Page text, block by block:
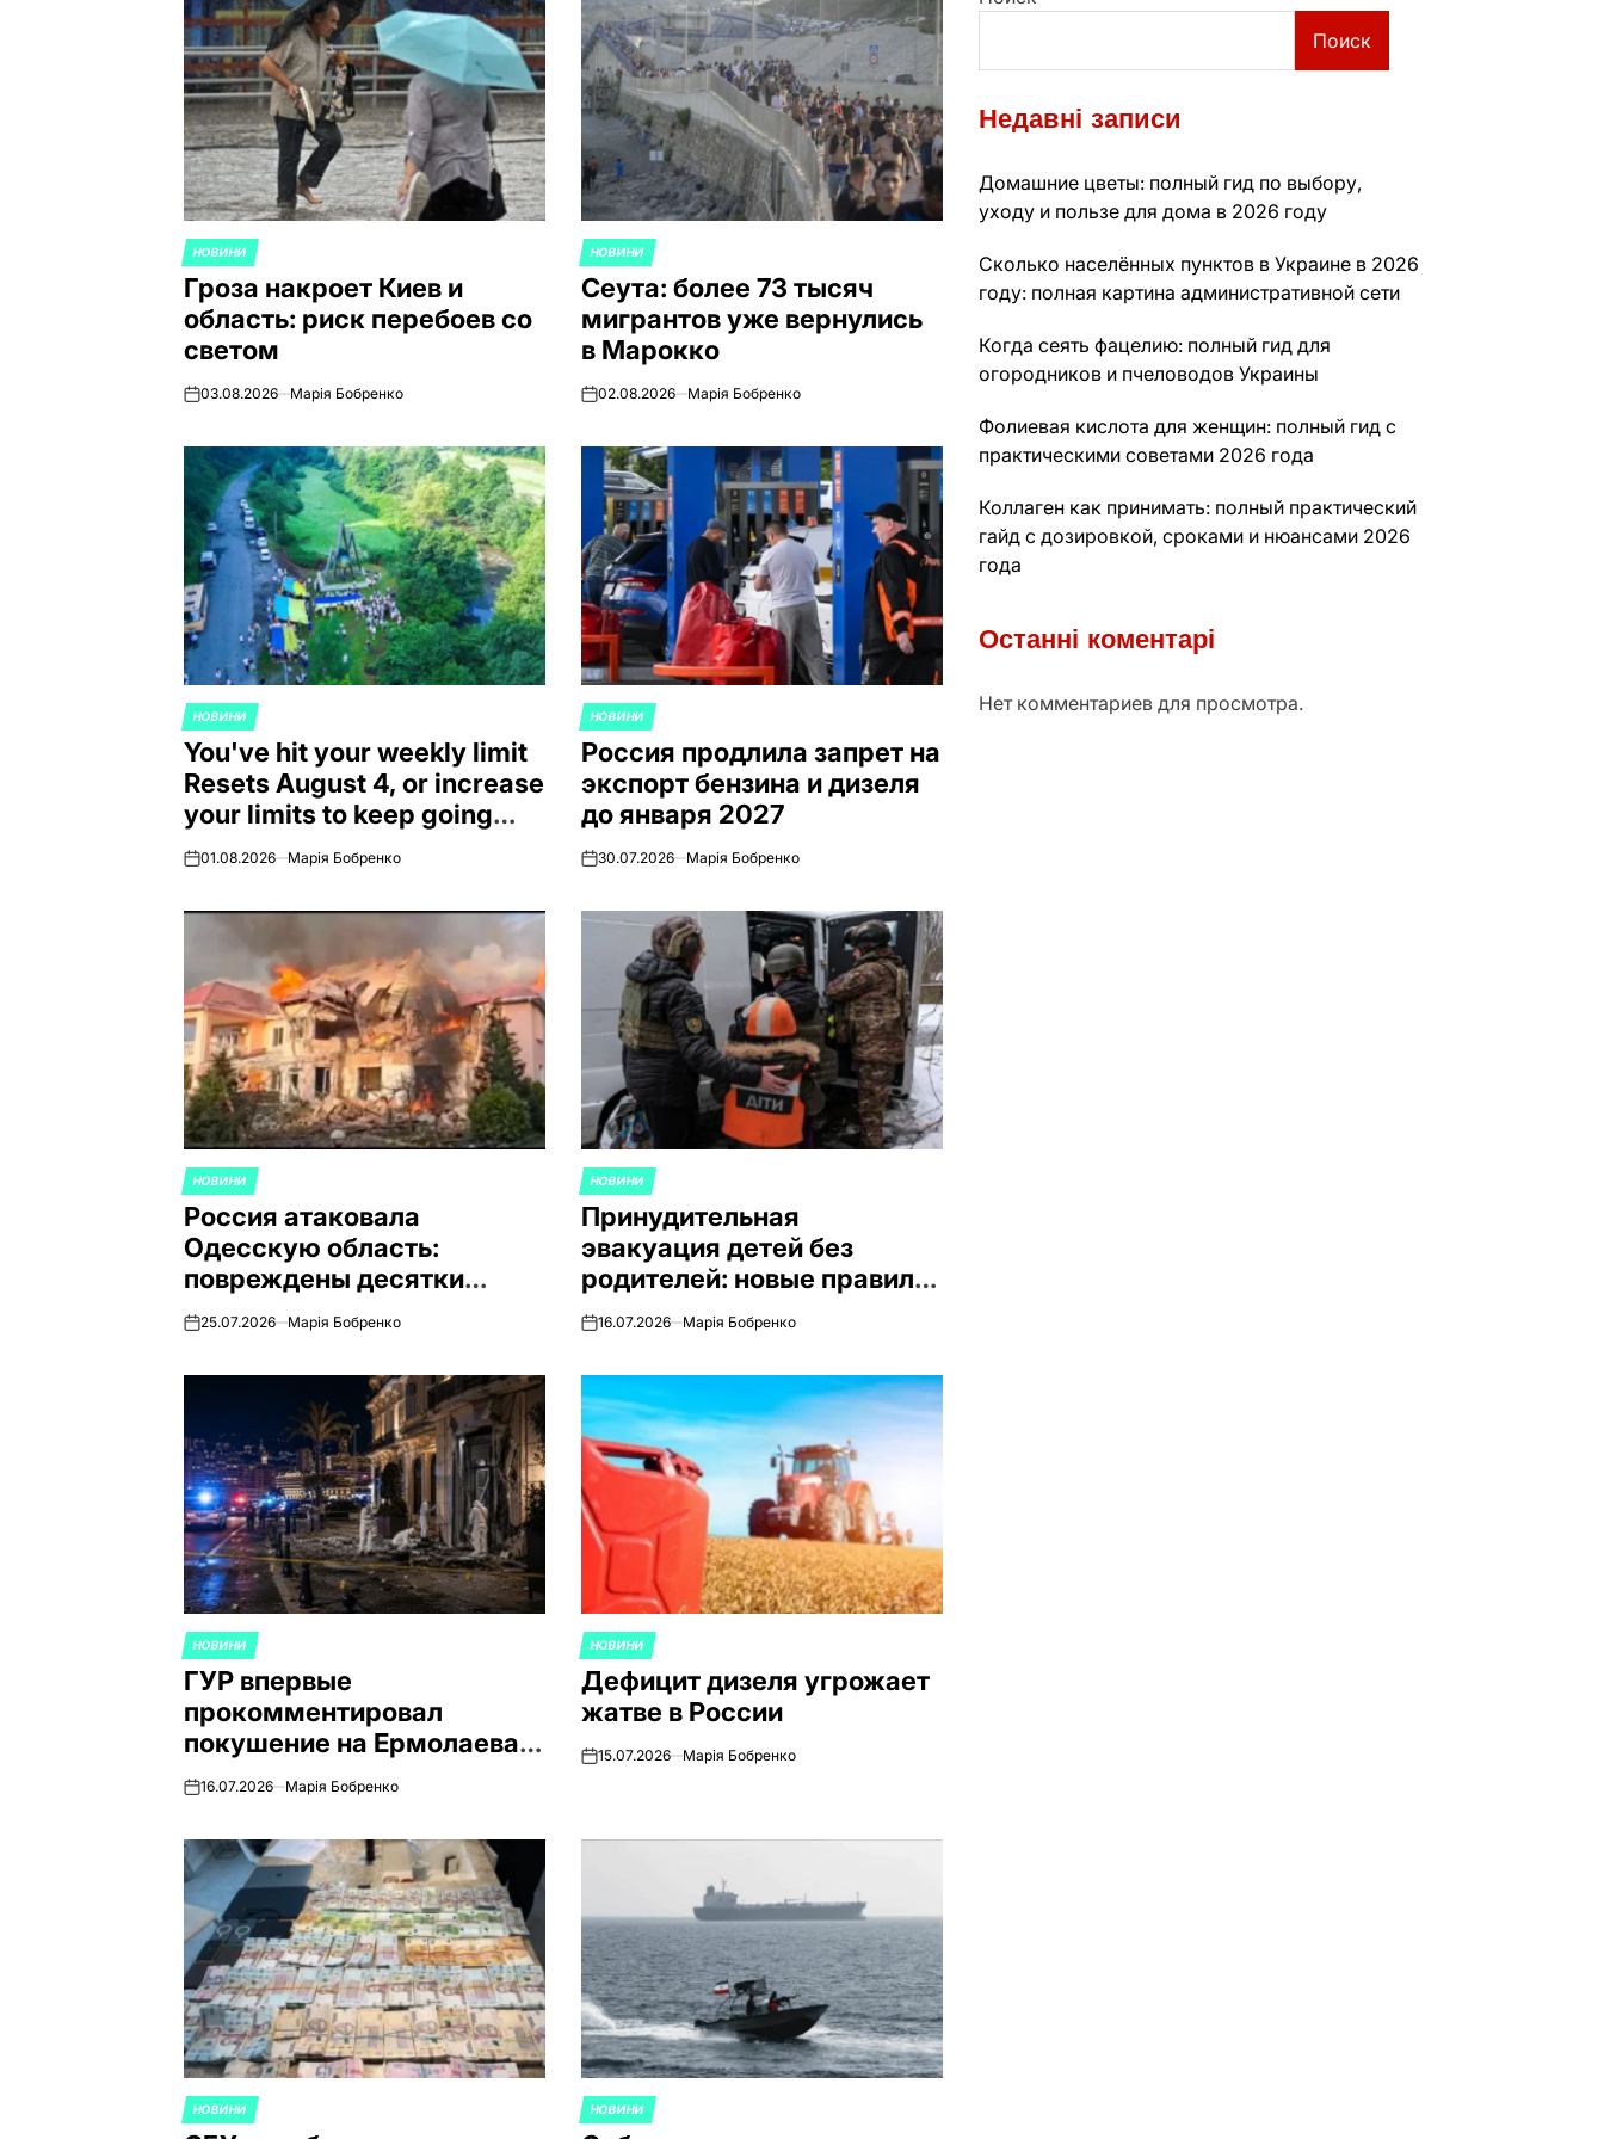
ОПУБЛИКОВАНО
В
НОВИНИ
Гроза накроет Киев и
область: риск перебоев со
светом
on03.08.2026 Марія Бобренко
ОПУБЛИКОВАНО
В
НОВИНИ
Сеута: более 73 тысяч
мигрантов уже вернулись
в Марокко
on02.08.2026 Марія Бобренко
ОПУБЛИКОВАНО
В
НОВИНИ
You've hit your weekly limit
Resets August 4, or increase
your limits to keep going
now. Increase Limits 40%
Off Auto
on01.08.2026 Марія Бобренко
ОПУБЛИКОВАНО
В
НОВИНИ
Россия продлила запрет на
экспорт бензина и дизеля
до января 2027
on30.07.2026 Марія Бобренко
ОПУБЛИКОВАНО
В
НОВИНИ
Россия атаковала
Одесскую область:
повреждены десятки
домов, пострадал
мужчина
on25.07.2026 Марія Бобренко
ОПУБЛИКОВАНО
В
НОВИНИ
Принудительная
эвакуация детей без
родителей: новые правила
в Украине
on16.07.2026 Марія Бобренко
ОПУБЛИКОВАНО
В
НОВИНИ
ГУР впервые
прокомментировал
покушение на Ермолаева в
Монако
on16.07.2026 Марія Бобренко
ОПУБЛИКОВАНО
В
НОВИНИ
Дефицит дизеля угрожает
жатве в России
on15.07.2026 Марія Бобренко
ОПУБЛИКОВАНО
НОВИНИ
ОПУБЛИКОВАНО
НОВИНИ
Поиск
Недавні записи
Домашние цветы: полный гид по выбору,
уходу и пользе для дома в 2026 году
Сколько населённых пунктов в Украине в 2026
году: полная картина административной сети
Когда сеять фацелию: полный гид для
огородников и пчеловодов Украины
Фолиевая кислота для женщин: полный гид с
практическими советами 2026 года
Коллаген как принимать: полный практический
гайд с дозировкой, сроками и нюансами 2026
года
Останні коментарі
Нет комментариев для просмотра.